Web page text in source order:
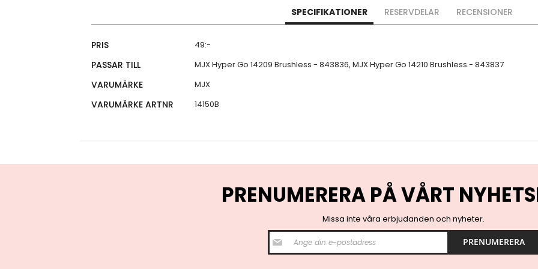
SPECIFIKATIONER
Specifikationer
PRIS 49:-
PASSAR TILL MJX Hyper Go 14209 Brushless - 843836, MJX Hyper Go 14210 Brushless - 843837
VARUMÄRKE MJX
VARUMÄRKE ARTNR 14150B
RESERVDELAR RECENSIONER
PRENUMERERA PÅ VÅRT
Missa inte våra erbjudanden och nyheter.
S
i
g
PRENUMERERA